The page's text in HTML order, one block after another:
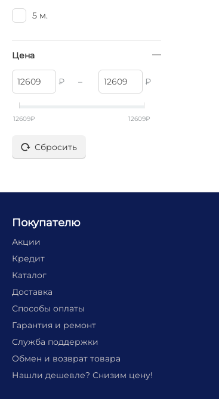
5 м.
Цена
₽ – ₽
12609₽ 12609₽
Сбросить
Покупателю
Акции
Кредит
Каталог
Доставка
Способы оплаты
Гарантия и ремонт
Служба поддержки
Обмен и возврат товара
Нашли дешевле? Снизим цену!